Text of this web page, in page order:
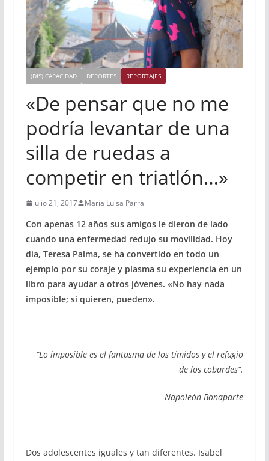
(DIS) CAPACIDAD DEPORTES REPORTAJES
«De pensar que no me
podría levantar de una
silla de ruedas a
competir en triatlón…»
julio 21, 2017 Maria Luisa Parra
Con apenas 12 años sus amigos le dieron de lado
cuando una enfermedad redujo su movilidad. Hoy
día, Teresa Palma, se ha convertido en todo un
ejemplo por su coraje y plasma su experiencia en un
libro para ayudar a otros jóvenes. «No hay nada
imposible; si quieren, pueden».
“Lo imposible es el fantasma de los tímidos y el refugio
de los cobardes”.
Napoleón Bonaparte
Dos adolescentes iguales y tan diferentes. Isabel